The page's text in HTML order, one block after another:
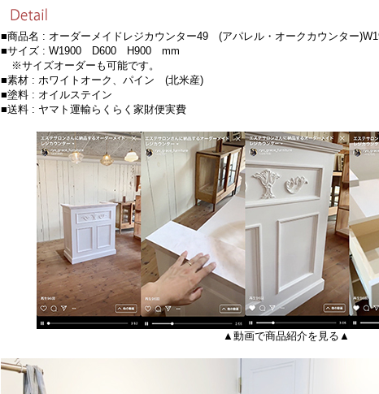
■商品名 : オーダーメイドレジカウンター49 (アパレル・オークカウンター
■サイズ : W1900 D600 H900 mm
※サイズオーダーも可能です。
■素材 : ホワイトオーク、パイン (北米産)
■塗料 : オイルステイン
■送料 : ヤマト運輸らくらく家財便実費
▲動画で商品紹介を見る▲